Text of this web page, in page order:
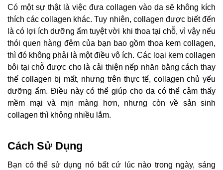
Có một sự thật là việc đưa collagen vào da sẽ không kích
thích các collagen khác. Tuy nhiên, collagen được biết đến
là có lợi ích dưỡng ẩm tuyệt vời khi thoa tại chỗ, vì vậy nếu
thói quen hàng đêm của bạn bao gồm thoa kem collagen,
thì đó không phải là một điều vô ích. Các loại kem collagen
bôi tại chỗ được cho là cải thiện nếp nhăn bằng cách thay
thế collagen bị mất, nhưng trên thực tế, collagen chủ yếu
dưỡng ẩm. Điều này có thể giúp cho da có thể cảm thấy
mềm mại và mịn màng hơn, nhưng còn về sản sinh
collagen thì không nhiều lắm.
Cách Sử Dụng
Bạn có thể sử dụng nó bất cứ lúc nào trong ngày, sáng